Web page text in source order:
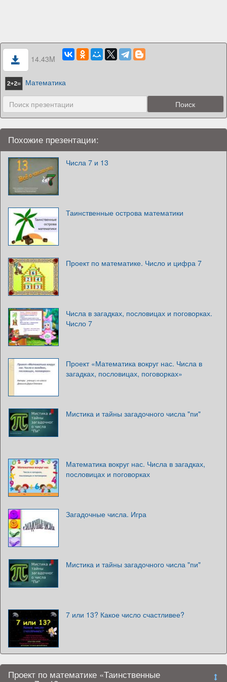
14.43M
Математика
Похожие презентации:
Числа 7 и 13
Таинственные острова математики
Проект по математике. Число и цифра 7
Числа в загадках, пословицах и поговорках.
Число 7
Проект «Математика вокруг нас. Числа в
загадках, пословицах, поговорках»
Мистика и тайны загадочного числа "пи"
Математика вокруг нас. Числа в загадках,
пословицах и поговорках
Загадочные числа. Игра
Мистика и тайны загадочного числа "пи"
7 или 13? Какое число счастливее?
Проект по математике «Таинственные